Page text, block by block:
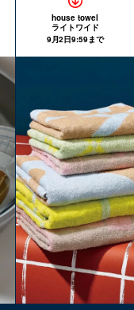
house towel
ライトワイド
9月2日9:59まで